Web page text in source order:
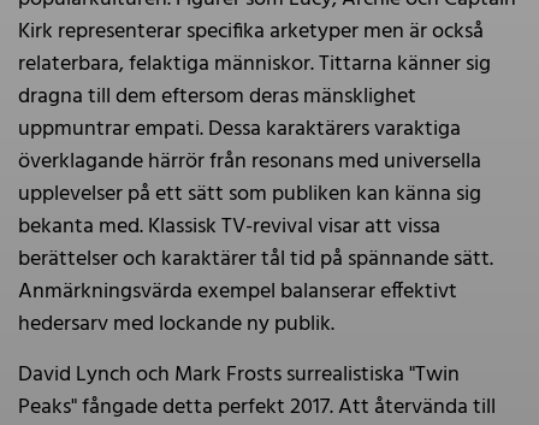
Kirk representerar specifika arketyper men är också
relaterbara, felaktiga människor. Tittarna känner sig
dragna till dem eftersom deras mänsklighet
uppmuntrar empati. Dessa karaktärers varaktiga
överklagande härrör från resonans med universella
upplevelser på ett sätt som publiken kan känna sig
bekanta med. Klassisk TV-revival visar att vissa
berättelser och karaktärer tål tid på spännande sätt.
Anmärkningsvärda exempel balanserar effektivt
hedersarv med lockande ny publik.
David Lynch och Mark Frosts surrealistiska "Twin
Peaks" fångade detta perfekt 2017. Att återvända till